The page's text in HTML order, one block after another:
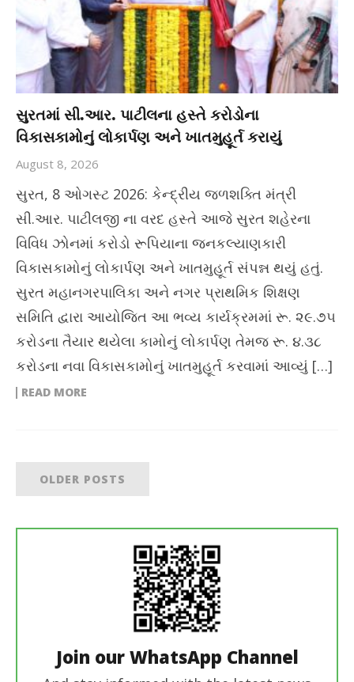
સુરતમાં સી.આર. પાટીલના હસ્તે કરોડોના
વિકાસકામોનું લોકાર્પણ અને ખાતમુહૂર્ત કરાયું
August 8, 2026
સુરત, 8 ઓગસ્ટ 2026: કેન્દ્રીય જળશક્તિ મંત્રી
સી.આર. પાટીલજી ના વરદ હસ્તે આજે સુરત શહેરના
વિવિધ ઝોનમાં કરોડો રૂપિયાના જનકલ્યાણકારી
વિકાસકામોનું લોકાર્પણ અને ખાતમુહૂર્ત સંપન્ન થયું હતું.
સુરત મહાનગરપાલિકા અને નગર પ્રાથમિક શિક્ષણ
સમિતિ દ્વારા આયોજિત આ ભવ્ય કાર્યક્રમમાં રૂ. ૨૯.૭૫
કરોડના તૈયાર થયેલા કામોનું લોકાર્પણ તેમજ રૂ. ૪.૩૮
કરોડના નવા વિકાસકામોનું ખાતમુહૂર્ત કરવામાં આવ્યું […]
READ MORE
OLDER POSTS
Join our WhatsApp Channel